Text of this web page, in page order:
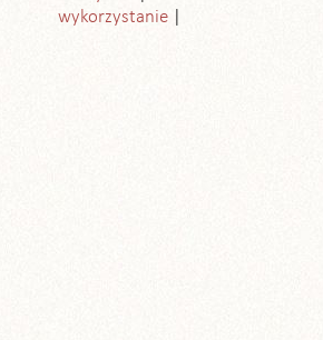
wykorzystanie